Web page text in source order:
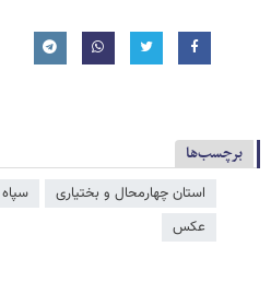
برچسب‌ها
استان چهارمحال و بختیاری
عکس